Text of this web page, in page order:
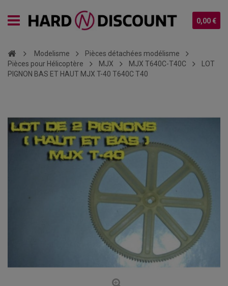
0,00 €
Modelisme
Pièces détachées modélisme
Pièces pour Hélicoptère
MJX MJX T640C-T40C
LOT
PIGNON BAS ET HAUT MJX T-40 T640C T40